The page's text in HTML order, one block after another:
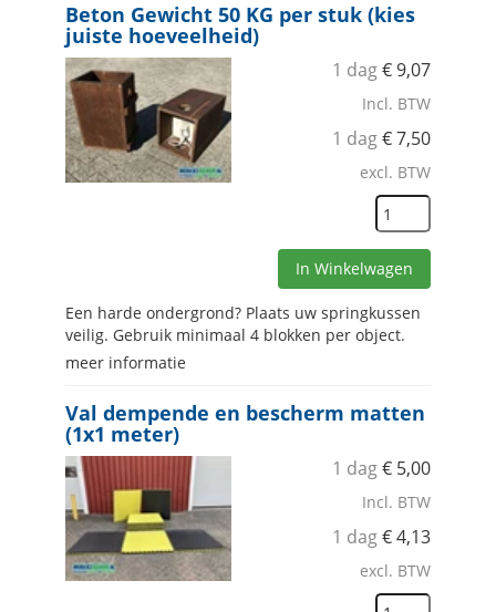
Beton Gewicht 50 KG per stuk (kies
juiste hoeveelheid)
1 dag€9,07
Incl. BTW
1 dag€7,50
excl. BTW
In Winkelwagen
Een harde ondergrond? Plaats uw springkussen
veilig. Gebruik minimaal 4 blokken per object.
meer informatie
Val dempende en bescherm matten
(1x1 meter)
1 dag€ 5,00
Incl. BTW
1 dag€4,13
excl. BTW